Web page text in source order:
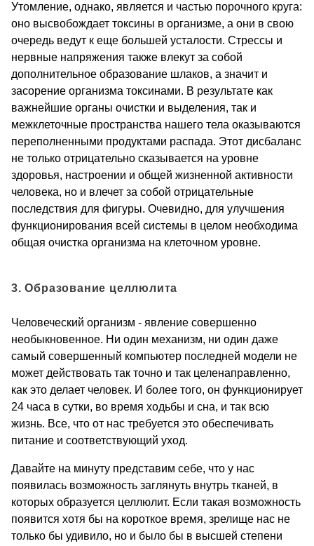
Утомление, однако, является и частью порочного круга:
оно высвобождает токсины в организме, а они в свою
очередь ведут к еще большей усталости. Стрессы и
нервные напряжения также влекут за собой
дополнительное образование шлаков, а значит и
засорение организма токсинами. В результате как
важнейшие органы очистки и выделения, так и
межклеточные пространства нашего тела оказываются
переполненными продуктами распада. Этот дисбаланс
не только отрицательно сказывается на уровне
здоровья, настроении и общей жизненной активности
человека, но и влечет за собой отрицательные
последствия для фигуры. Очевидно, для улучшения
функционирования всей системы в целом необходима
общая очистка организма на клеточном уровне.
3. Образование целлюлита
Человеческий организм - явление совершенно
необыкновенное. Ни один механизм, ни один даже
самый совершенный компьютер последней модели не
может действовать так точно и так целенаправленно,
как это делает человек. И более того, он функционирует
24 часа в сутки, во время ходьбы и сна, и так всю
жизнь. Все, что от нас требуется это обеспечивать
питание и соответствующий уход.
Давайте на минуту представим себе, что у нас
появилась возможность заглянуть внутрь тканей, в
которых образуется целлюлит. Если такая возможность
появится хотя бы на короткое время, зрелище нас не
только бы удивило, но и было бы в высшей степени